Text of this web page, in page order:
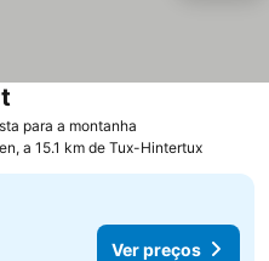
para a montanha
a 15.1 km de Tux-Hintertux
Ver preços